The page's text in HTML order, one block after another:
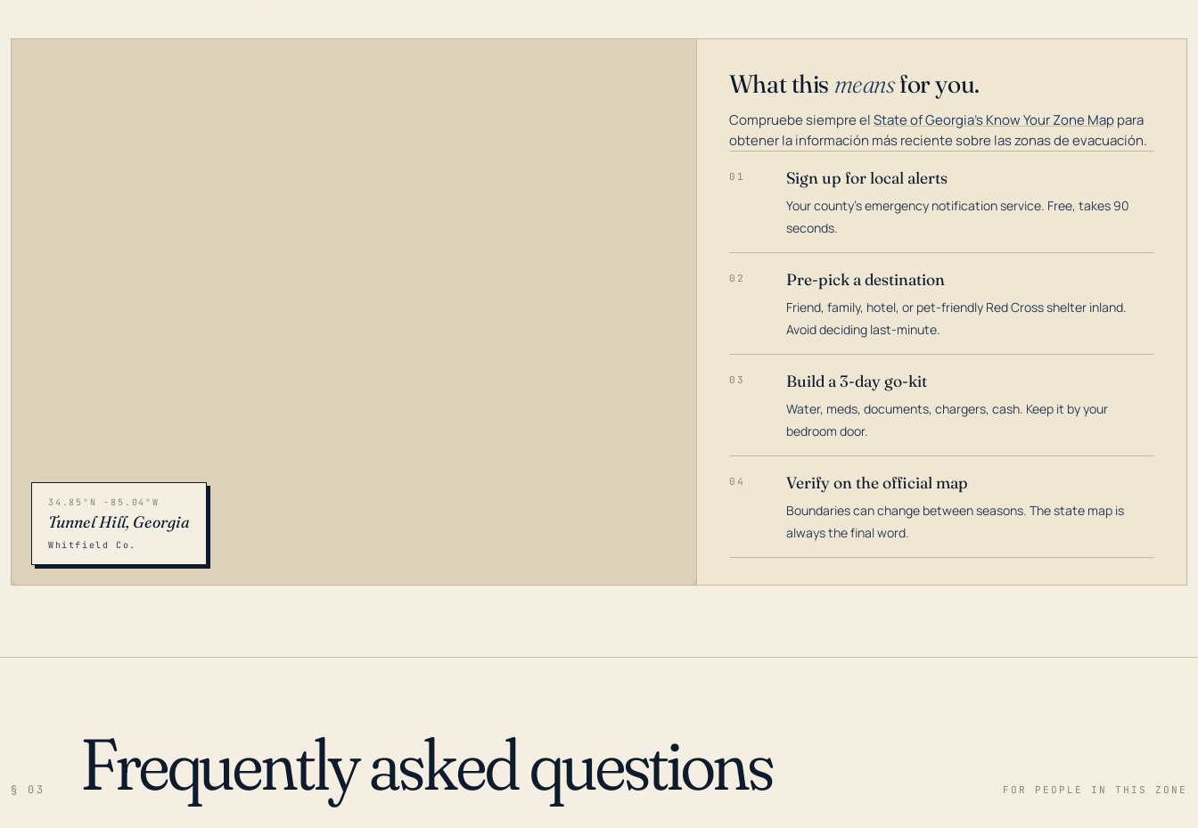
34.85°N -85.04°W
Tunnel Hill, Georgia
Whitfield Co.
What this meansfor you.
Compruebe siempre elState of Georgia's Know Your Zone Mappara
obtener la información más reciente sobre las zonas de evacuación.
01 Sign up for local alerts
Your county's emergency notification service. Free, takes 90
seconds.
02 Pre-pick a destination
Friend, family, hotel, or pet-friendly Red Cross shelter inland.
Avoid deciding last-minute.
03 Build a 3-day go-kit
Water, meds, documents, chargers, cash. Keep it by your
bedroom door.
04 Verify on the official map
Boundaries can change between seasons. The state map is
always the final word.
§ 03 Frequently asked questions FOR PEOPLE IN THIS ZONE